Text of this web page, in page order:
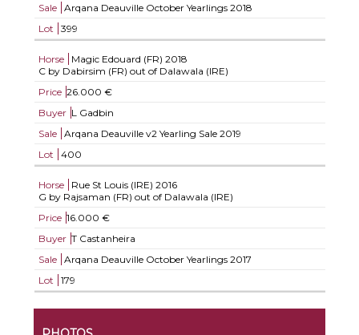
Sale
Arqana Deauville October Yearlings 2018
Lot
399
Horse Magic Edouard (FR) 2018
C by Dabirsim (FR) out of Dalawala (IRE)
Price 26.000 €
Buyer L Gadbin
Sale
Arqana Deauville v2 Yearling Sale 2019
Lot
400
Horse Rue St Louis (IRE) 2016
G by Rajsaman (FR) out of Dalawala (IRE)
Price 16.000 €
Buyer T Castanheira
Sale
Arqana Deauville October Yearlings 2017
Lot
179